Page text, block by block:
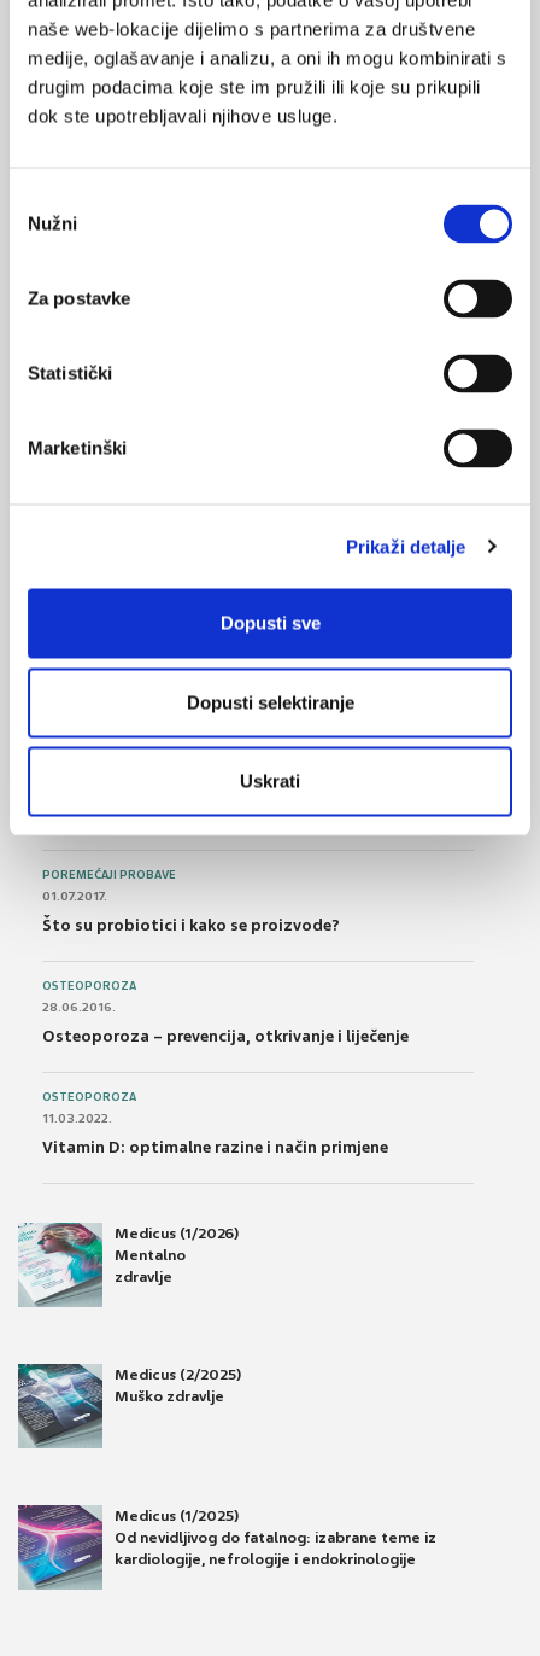
naše web-lokacije dijelimo s partnerima za društvene
medije, oglašavanje i analizu, a oni ih mogu kombinirati s
drugim podacima koje ste im pružili ili koje su prikupili
dok ste upotrebljavali njihove usluge.
pristanka
Nužni
Za postavke
Statistički
Marketinški
Prikaži detalje
Dopusti sve
Dopusti selektiranje
Uskrati
17.08.2021.
Oralni kortikosterodi u teškoj astmi - trebamo li
zaustaviti pretjeranu uporabu?
18.06.2021.
GOLD 2021 - nove smjernice u liječenju kronične
04.05.2021.
FARMAKOLOGIJA
Nesteroidni antireumatici i gastrointestinalna
podnošljivost
POREMEĆAJI PROBAVE
01.07.2017.
Što su probiotici i kako se proizvode?
OSTEOPOROZA
28.06.2016.
Osteoporoza – prevencija, otkrivanje i liječenje
OSTEOPOROZA
11.03.2022.
Vitamin D: optimalne razine i način primjene
Medicus (1/2026)
Mentalno
zdravlje
Medicus (2/2025)
Muško zdravlje
Medicus (1/2025)
Od nevidljivog do fatalnog: izabrane teme iz
kardiologije, nefrologije i endokrinologije